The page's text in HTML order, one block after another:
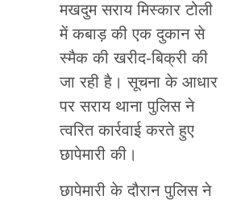
मखदुम सराय मिस्कार टोली
में कबाड़ की एक दुकान से
स्मैक की खरीद-बिक्री की
जा रही है। सूचना के आधार
पर सराय थाना पुलिस ने
त्वरित कार्रवाई करते हुए
छापेमारी की।
छापेमारी के दौरान पुलिस ने